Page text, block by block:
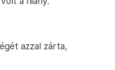
azzal zárta,